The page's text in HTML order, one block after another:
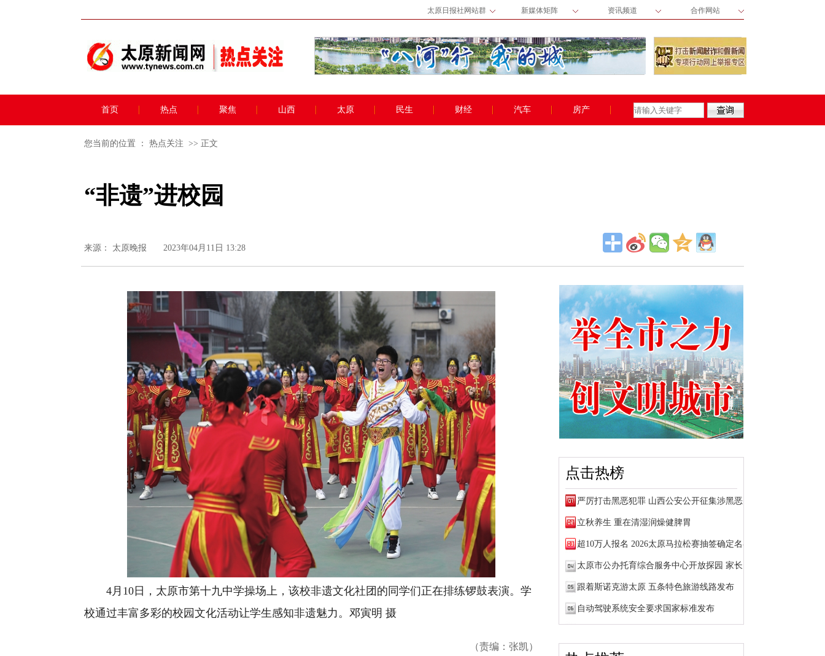
太原日报社网站群 新媒体矩阵 资讯频道 合作网站
首页 热点 聚焦 山西 太原 民生 财经 汽车 房产
您当前的位置 ： 热点关注 >> 正文
“非遗”进校园
来源： 太原晚报 2023年04月11日 13:28
4月10日，太原市第十九中学操场上，该校非遗文化社团的同学们正在排练锣鼓表演。学
校通过丰富多彩的校园文化活动让学生感知非遗魅力。 邓寅明 摄
（责编：张凯）
点击热榜
立秋养生 重在清湿润燥健脾胃
超10万人报名 2026太原马拉松赛抽签确定名额
跟着斯诺克游太原 五条特色旅游线路发布
自动驾驶系统安全要求国家标准发布